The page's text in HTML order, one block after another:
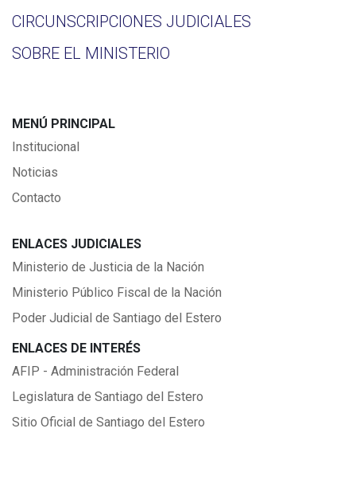
CIRCUNSCRIPCIONES JUDICIALES
SOBRE EL MINISTERIO
MENÚ PRINCIPAL
Institucional
Noticias
Contacto
ENLACES JUDICIALES
Ministerio de Justicia de la Nación
Ministerio Público Fiscal de la Nación
Poder Judicial de Santiago del Estero
ENLACES DE INTERÉS
AFIP - Administración Federal
Legislatura de Santiago del Estero
Sitio Oficial de Santiago del Estero